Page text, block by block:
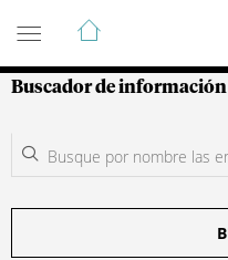
Guía de
Buscador de información